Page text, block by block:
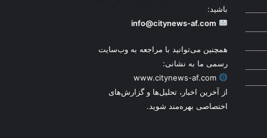
باشید:
info@citynews-af.com
همچنین می‌توانید با مراجعه به وب‌سایت
رسمی ما به نشانی:
www.citynews-af.com
از آخرین اخبار، تحلیل‌ها و گزارش‌های
اختصاصی بهره‌مند شوید.